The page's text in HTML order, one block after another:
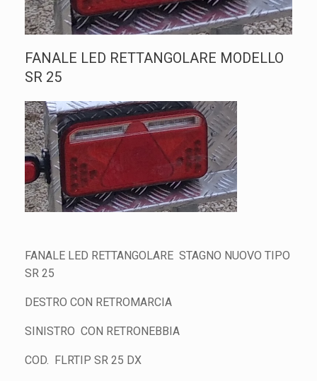
FANALE LED RETTANGOLARE MODELLO
SR 25
FANALE LED RETTANGOLARE STAGNO NUOVO TIPO
SR 25
DESTRO CON RETROMARCIA
SINISTRO CON RETRONEBBIA
COD. FLRTIP SR 25 DX